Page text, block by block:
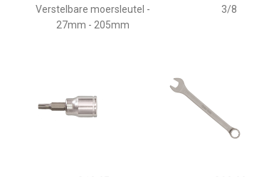
Verstelbare moersleutel -
27mm - 205mm
3/8